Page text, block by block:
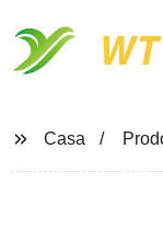
WT
Casa